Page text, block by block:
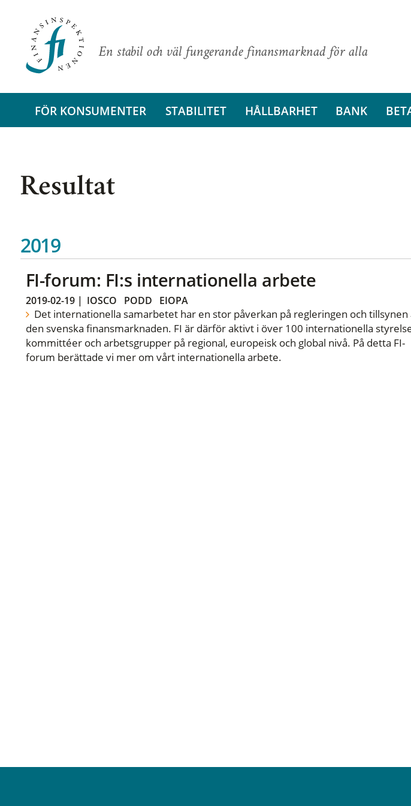
En stabil och väl fungerande finansmarknad för alla
FÖR KONSUMENTER STABILITET HÅLLBARHET BANK
Resultat
2019
FI-forum: FI:s internationella arbete
2019-02-19| IOSCO PODD EIOPA
Det internationella samarbetet har en stor påverkan på regleringen och tillsynen
den svenska finansmarknaden. FI är därför aktivt i över 100 internationella
kommittéer och arbetsgrupper på regional, europeisk och global nivå. På detta FI-
forum berättade vi mer om vårt internationella arbete.